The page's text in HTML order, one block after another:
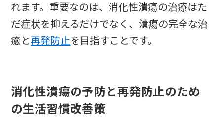
れます。重要なのは、消化性潰瘍の治療はた
だ症状を抑えるだけでなく、潰瘍の完全な治
癒と再発防止を目指すことです。
消化性潰瘍の予防と再発防止のため
の生活習慣改善策